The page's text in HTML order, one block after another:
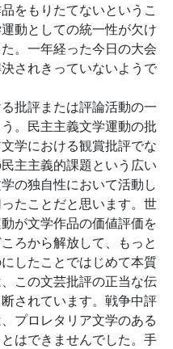
をもりたてないというこ
動としての統一性が欠け
。一年経った今日の大会
されきっていないようで
批評または評論活動の一
。民主主義文学運動の批
学における観賞批評でな
主主義的課題という広い
の独自性において活動し
たことだと思います。世
が文学作品の価値評価を
ろから解放して、もっと
したことではじめて本質
この文芸批評の正当な伝
されています。戦争中評
プロレタリア文学のある
はできませんでした。手